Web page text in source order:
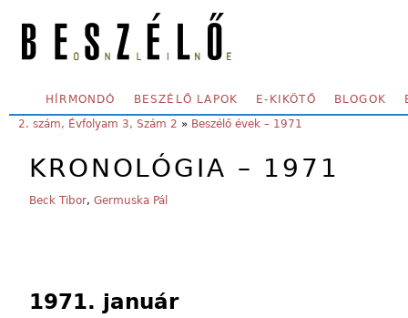
SECONDARY MENU
HÍRMONDÓ BESZÉLŐ LAPOK E-KIKÖTŐ BLOGOK
YOU ARE HERE:
2. szám, Évfolyam 3, Szám 2 » Beszélő évek – 1971
KRONOLÓGIA – 1971
Beck Tibor, Germuska Pál
1971. január